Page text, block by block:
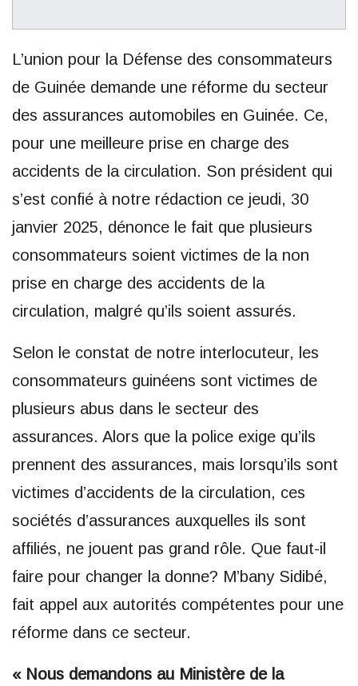
L’union pour la Défense des consommateurs
de Guinée demande une réforme du secteur
des assurances automobiles en Guinée. Ce,
pour une meilleure prise en charge des
accidents de la circulation. Son président qui
s’est confié à notre rédaction ce jeudi, 30
janvier 2025, dénonce le fait que plusieurs
consommateurs soient victimes de la non
prise en charge des accidents de la
circulation, malgré qu’ils soient assurés.
Selon le constat de notre interlocuteur, les
consommateurs guinéens sont victimes de
plusieurs abus dans le secteur des
assurances. Alors que la police exige qu’ils
prennent des assurances, mais lorsqu’ils sont
victimes d’accidents de la circulation, ces
sociétés d’assurances auxquelles ils sont
affiliés, ne jouent pas grand rôle. Que faut-il
faire pour changer la donne? M’bany Sidibé,
fait appel aux autorités compétentes pour une
réforme dans ce secteur.
« Nous demandons au Ministère de la